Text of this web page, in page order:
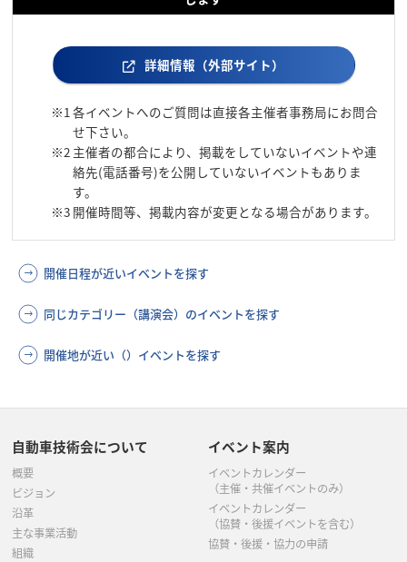
詳細情報（外部サイト）
※1 各イベントへのご質問は直接各主催者事務局にお問合
せ下さい。
※2 主催者の都合により、掲載をしていないイベントや連
絡先(電話番号)を公開していないイベントもありま
す。
※3 開催時間等、掲載内容が変更となる場合があります。
開催日程が近いイベントを探す
同じカテゴリー（講演会）のイベントを探す
開催地が近い（）イベントを探す
自動車技術会について
概要
ビジョン
沿革
主な事業活動
組織
イベント案内
イベントカレンダー
（主催・共催イベントのみ）
イベントカレンダー
（協賛・後援イベントを含む）
協賛・後援・協力の申請